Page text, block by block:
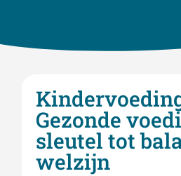
Gezonde
sleutel tot
welzijn